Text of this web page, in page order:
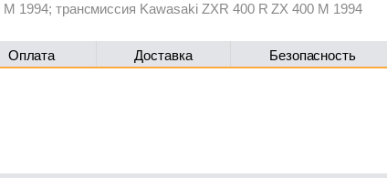
M 1994; трансмиссия Kawasaki ZXR 400 R ZX 400 M 1994
Оплата Доставка Безопасность